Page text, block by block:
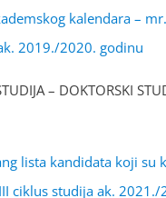
kalendara –
2019./2020. godinu
– DOKTORSKI
lista kandidata koji su
ciklus studija ak.